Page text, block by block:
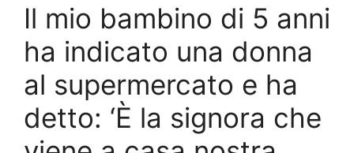
Il mio bambino di 5 anni
ha indicato una donna
al supermercato e ha
detto: ‘È la signora che